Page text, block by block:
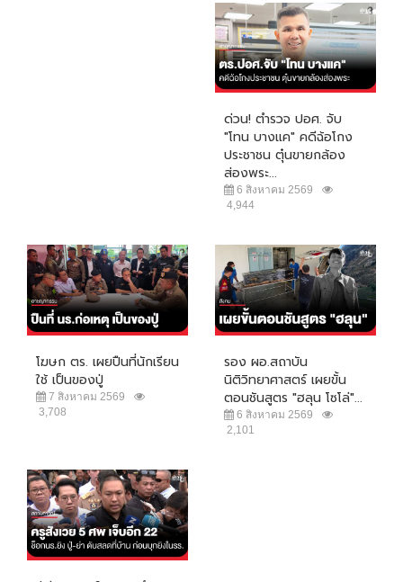
ด่วน! ตำรวจ ปอศ. จับ
"โทน บางแค" คดีฉ้อโกง
ประชาชน ตุ๋นขายกล้อง
ส่องพระ...
6 สิงหาคม 2569
4,944
โฆษก ตร. เผยปืนที่นักเรียน
ใช้ เป็นของปู่
7 สิงหาคม 2569
3,708
รอง ผอ.สถาบัน
นิติวิทยาศาสตร์ เผยขั้น
ตอนชันสูตร "ฮลุน โซโล่"...
6 สิงหาคม 2569
2,101